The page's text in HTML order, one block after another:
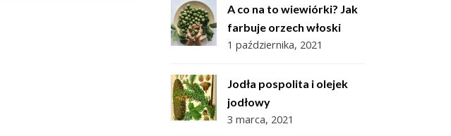
A co na to wiewiórki? Jak
farbuje orzech włoski
1 października, 2021
Jodła pospolita i olejek
jodłowy
3 marca, 2021